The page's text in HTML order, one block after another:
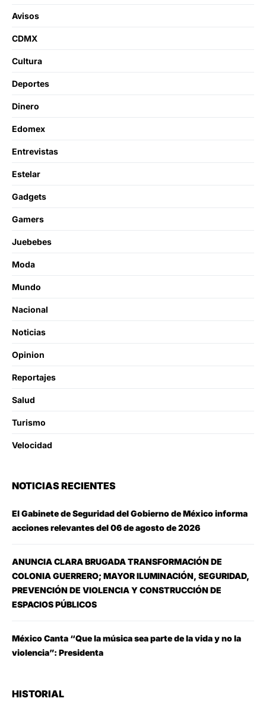
Avisos
CDMX
Cultura
Deportes
Dinero
Edomex
Entrevistas
Estelar
Gadgets
Gamers
Juebebes
Moda
Mundo
Nacional
Noticias
Opinion
Reportajes
Salud
Turismo
Velocidad
NOTICIAS RECIENTES
El Gabinete de Seguridad del Gobierno de México informa
acciones relevantes del 06 de agosto de 2026
ANUNCIA CLARA BRUGADA TRANSFORMACIÓN DE
COLONIA GUERRERO; MAYOR ILUMINACIÓN, SEGURIDAD,
PREVENCIÓN DE VIOLENCIA Y CONSTRUCCIÓN DE
ESPACIOS PÚBLICOS
México Canta “Que la música sea parte de la vida y no la
violencia”: Presidenta
HISTORIAL